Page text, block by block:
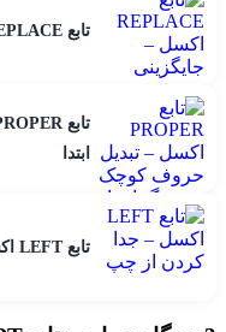
تابع REPLACE اکسل – جایگزینی حروف
ابتدا
تابع LEFT اکسل – جدا کردن از چپ